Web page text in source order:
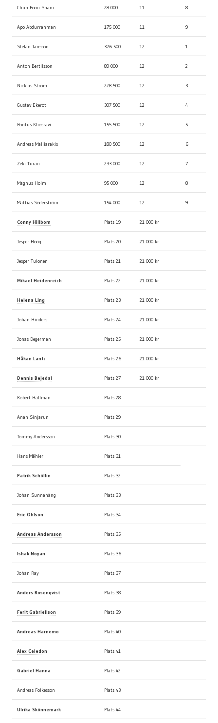
Chun Foon Sham 28 000 11 8
Apo Abdurrahman 175 000 11 9
Stefan Jansson 376 500 12 1
Anton Bertilsson 89 000 12 2
Nicklas Ström 228 500 12 3
Gustav Ekerot 307 500 12 4
Pontus Khosravi 155 500 12 5
Andreas Malliarakis 180 500 12 6
Zeki Turan 233 000 12 7
Magnus Holm 95 000 12 8
Mattias Söderström 154 000 12 9
Conny Hillbom Plats 19 21 000 kr
Jesper Höög Plats 20 21 000 kr
Jesper Tulonen Plats 21 21 000 kr
Mikael Heidenreich Plats 22 21 000 kr
Helena Ling Plats 23 21 000 kr
Johan Hinders Plats 24 21 000 kr
Jonas Degerman Plats 25 21 000 kr
Håkan Lantz Plats 26 21 000 kr
Dennis Bejedal Plats 27 21 000 kr
Robert Hallman Plats 28
Anan Sinjarun Plats 29
Tommy Andersson Plats 30
Hans Mähler Plats 31
Patrik Schöllin Plats 32
Johan Sunnanäng Plats 33
Eric Ohlson Plats 34
Andreas Andersson Plats 35
Ishak Noyan Plats 36
Johan Ray Plats 37
Anders Rosenqvist Plats 38
Ferit Gabriellson Plats 39
Andreas Harnemo Plats 40
Alex Celedon Plats 41
Gabriel Hanna Plats 42
Andreas Folkesson Plats 43
Ulrika Skönnemark Plats 44